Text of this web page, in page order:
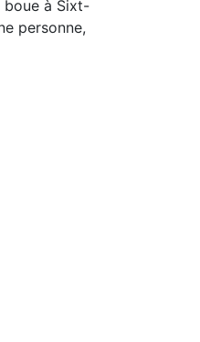
boue à Sixt-
personne,